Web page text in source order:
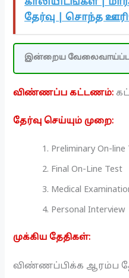
தேர்வு | சொந்த
இன்றைய
விண்ணப்ப கட்டணம்:
தேர்வு செய்யும் முறை:
Preliminary On-line
Final On-Line Test
Medical
Personal Interview
முக்கிய தேதிகள்:
விண்ணப்பிக்க ஆரம்ப